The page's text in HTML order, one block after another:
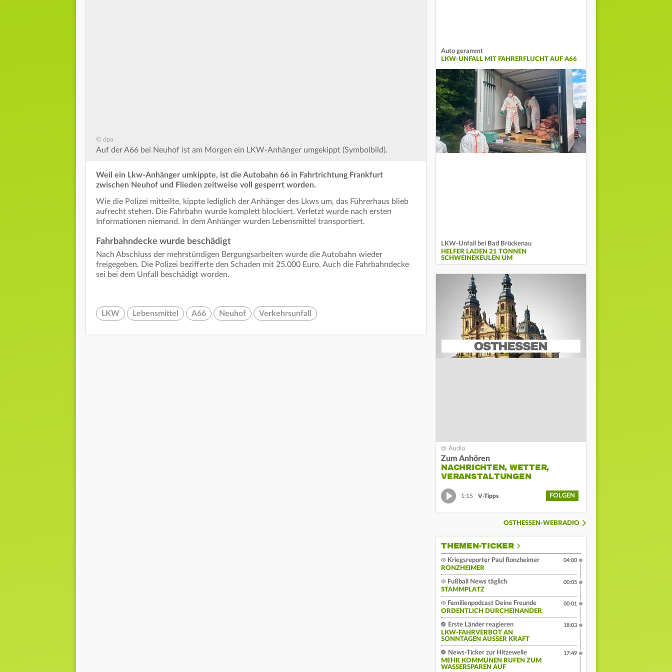
© dpa
Auf der A66 bei Neuhof ist am Morgen ein LKW-Anhänger umgekippt (Symbolbild).
Weil ein Lkw-Anhänger umkippte, ist die Autobahn 66 in Fahrtrichtung Frankfurt
zwischen Neuhof und Flieden zeitweise voll gesperrt worden.
Wie die Polizei mitteilte, kippte lediglich der Anhänger des Lkws um, das Führerhaus blieb
aufrecht stehen. Die Fahrbahn wurde komplett blockiert. Verletzt wurde nach ersten
Informationen niemand. In dem Anhänger wurden Lebensmittel transportiert.
Fahrbahndecke wurde beschädigt
Nach Abschluss der mehrstündigen Bergungsarbeiten wurde die Autobahn wieder
freigegeben. Die Polizei bezifferte den Schaden mit 25.000 Euro. Auch die Fahrbahndecke
sei bei dem Unfall beschädigt worden.
LKW Lebensmittel A66 Neuhof Verkehrsunfall
Auto gerammt
LKW-UNFALL MIT FAHRERFLUCHT AUF A66
LKW-Unfall bei Bad Brückenau
HELFER LADEN 21 TONNEN
SCHWEINEKEULEN UM
Zum Anhören
NACHRICHTEN, WETTER,
VERANSTALTUNGEN
1:15 V-Tipps FOLGEN
OSTHESSEN-WEBRADIO
THEMEN-TICKER
Kriegsreporter Paul Ronzheimer
RONZHEIMER
04:00
Fußball News täglich
STAMMPLATZ
00:05
Familienpodcast Deine Freunde
ORDENTLICH DURCHEINANDER
00:01
Erste Länder reagieren
LKW-FAHRVERBOT AN
SONNTAGEN AUSSER KRAFT
18:03
News-Ticker zur Hitzewelle
MEHR KOMMUNEN RUFEN ZUM
WASSERSPAREN AUF
17:49